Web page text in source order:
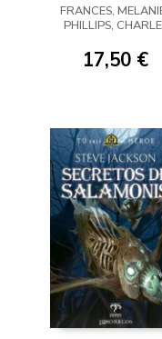
BOOK 04
FRANCES,
PHILLIPS,
17,50 €